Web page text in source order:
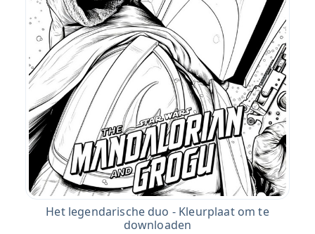
Het legendarische duo - Kleurplaat om te
downloaden